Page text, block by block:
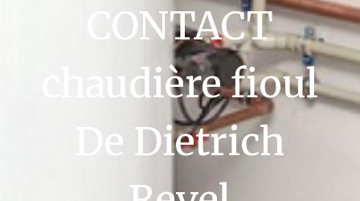
CONTACT
chaudière fioul
De Dietrich